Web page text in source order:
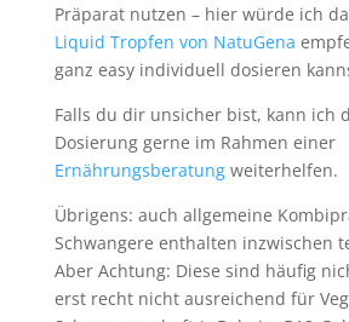
Präparat nutzen – hier würde ich
Liquid Tropfen von NatuGena
ganz easy individuell dosieren
Falls du dir unsicher bist, kann ich
Dosierung gerne im Rahmen einer
Ernährungsberatungweiterhelfen.
Übrigens: auch allgemeine
Schwangere enthalten inzwischen
Aber Achtung: Diese sind häufig
erst recht nicht ausreichend für